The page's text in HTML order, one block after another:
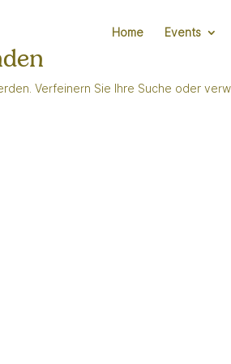
Home Events
Verfeinern Sie Ihre Suche oder